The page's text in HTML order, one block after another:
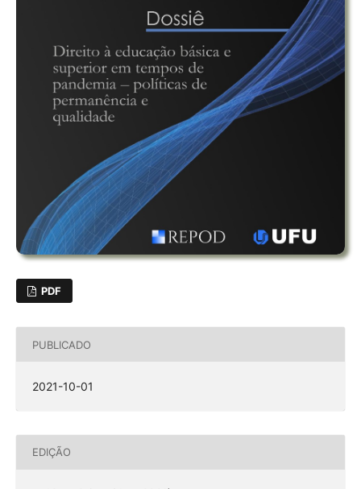
PDF
PUBLICADO
2021-10-01
EDIÇÃO